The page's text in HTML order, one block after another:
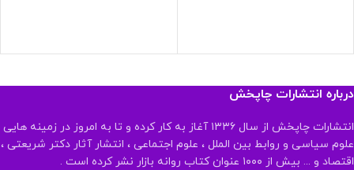
درباره انتشارات چاپخش
انتشارات چاپخش از سال ۱۳۳۶ آغاز به کار کرده و تا به امروز در زمینه هایی
علوم سیاسی و روابط بین الملل ، علوم اجتماعی ، انتشار آثار دکتر شریعتی ،
اقتصاد و ... بیش از ۱۰۰۰ عنوان کتاب روانه بازار نشر کرده است .